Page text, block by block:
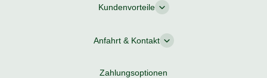
Kundenvorteile
Anfahrt & Kontakt
Zahlungsoptionen